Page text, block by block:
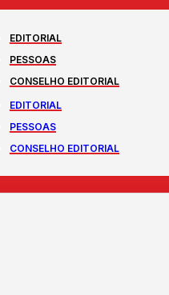
EDITORIAL
PESSOAS
CONSELHO EDITORIAL
EDITORIAL
PESSOAS
CONSELHO EDITORIAL